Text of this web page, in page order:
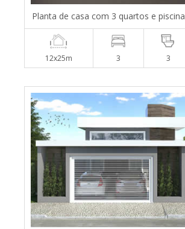
Planta de casa com 3 quartos e piscina
12x25m 3 3